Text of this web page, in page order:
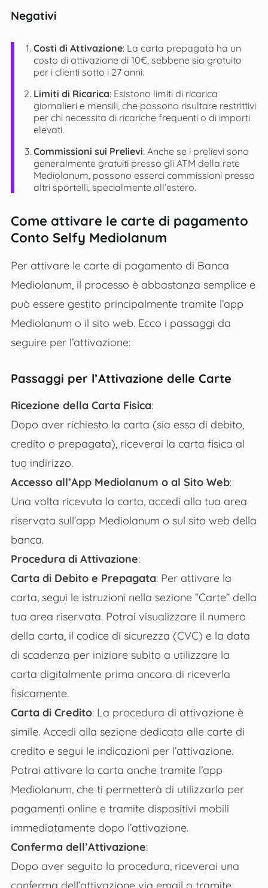
Negativi
Costi di Attivazione: La carta prepagata ha un
costo di attivazione di 10€, sebbene sia gratuito
per i clienti sotto i 27 anni​.
Limiti di Ricarica: Esistono limiti di ricarica
giornalieri e mensili, che possono risultare restrittivi
per chi necessita di ricariche frequenti o di importi
elevati​​.
Commissioni sui Prelievi: Anche se i prelievi sono
generalmente gratuiti presso gli ATM della rete
Mediolanum, possono esserci commissioni presso
altri sportelli, specialmente all’estero​.
Come attivare le carte di pagamento
Conto Selfy Mediolanum
Per attivare le carte di pagamento di Banca
Mediolanum, il processo è abbastanza semplice e
può essere gestito principalmente tramite l’app
Mediolanum o il sito web. Ecco i passaggi da
seguire per l’attivazione:
Passaggi per l’Attivazione delle Carte
Ricezione della Carta Fisica:
Dopo aver richiesto la carta (sia essa di debito,
credito o prepagata), riceverai la carta fisica al
tuo indirizzo.
Accesso all’App Mediolanum o al Sito Web:
Una volta ricevuta la carta, accedi alla tua area
riservata sull’app Mediolanum o sul sito web della
banca.
Procedura di Attivazione:
Carta di Debito e Prepagata: Per attivare la
carta, segui le istruzioni nella sezione “Carte” della
tua area riservata. Potrai visualizzare il numero
della carta, il codice di sicurezza (CVC) e la data
di scadenza per iniziare subito a utilizzare la
carta digitalmente prima ancora di riceverla
fisicamente.
Carta di Credito: La procedura di attivazione è
simile. Accedi alla sezione dedicata alle carte di
credito e segui le indicazioni per l’attivazione.
Potrai attivare la carta anche tramite l’app
Mediolanum, che ti permetterà di utilizzarla per
pagamenti online e tramite dispositivi mobili
immediatamente dopo l’attivazione.
Conferma dell’Attivazione:
Dopo aver seguito la procedura, riceverai una
conferma dell’attivazione via email o tramite